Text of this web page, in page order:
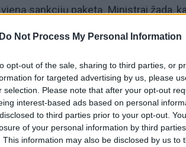
Do Not Process My Personal Information
opt-out of the sale, sharing to third parties, or
for targeted advertising by us, please
selection. Please note that after your opt-out
interest-based ads based on personal
to third parties prior to your opt-out.
of your personal information by third
This information may also be disclosed by us to
sankcijų paketą. Ministrai žada,
svarbius sektorius. Pabrėžiama, kad
daugiau kaip 400 Baltarusijoje
Aliaksandras Lukašenka
sankcijos Gabrielius Landsbergis